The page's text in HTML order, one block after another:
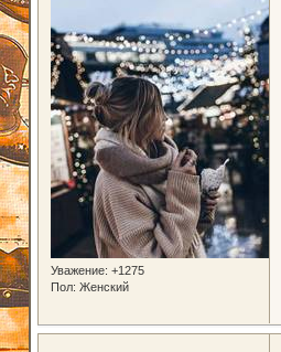
Уважение: +1275
Пол: Женский